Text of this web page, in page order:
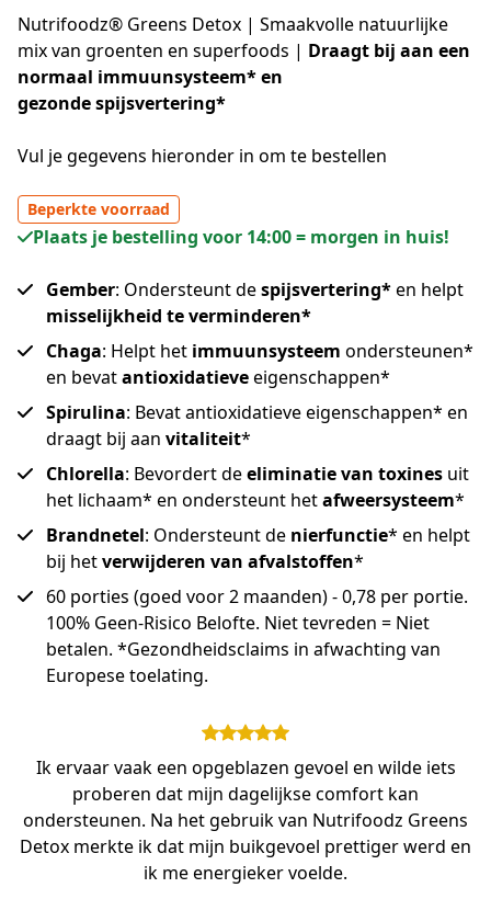
Nutrifoodz® Greens Detox | Smaakvolle natuurlijke
mix van groenten en superfoods | Draagt bij aan een
normaal immuunsysteem* en
gezonde spijsvertering*
Vul je gegevens hieronder in om te bestellen
Beperkte voorraad
Plaats je bestelling voor 14:00 = morgen in huis!
Gember: Ondersteunt despijsvertering*en helpt
misselijkheid te verminderen*
Chaga: Helpt het immuunsysteem ondersteunen*
en bevatantioxidatieveeigenschappen*
Spirulina: Bevat antioxidatieve eigenschappen* en
draagt bij aan vitaliteit*
Chlorella: Bevordert deeliminatie van toxines uit
het lichaam* en ondersteunt hetafweersysteem*
Brandnetel: Ondersteunt de nierfunctie* en helpt
bij hetverwijderen van afvalstoffen*
60 porties (goed voor 2 maanden) - 0,78 per portie.
100% Geen-Risico Belofte. Niet tevreden = Niet
betalen. *Gezondheidsclaims in afwachting van
Europese toelating.
Ik ervaar vaak een opgeblazen gevoel en wilde iets
proberen dat mijn dagelijkse comfort kan
ondersteunen. Na het gebruik van Nutrifoodz Greens
Detox merkte ik dat mijn buikgevoel prettiger werd en
ik me energieker voelde.